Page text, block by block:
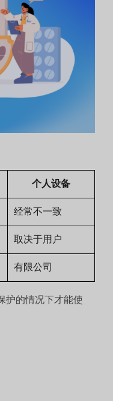
个人设备
经常不一致
取决于用户
有限公司
护的情况下才能使